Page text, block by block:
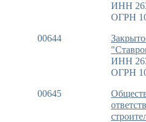
ИНН
ОГРН
00644
ИНН
ОГРН
00645